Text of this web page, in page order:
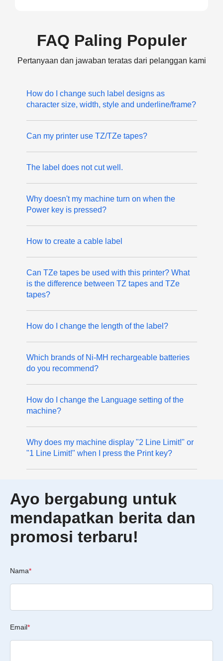
FAQ Paling Populer
Pertanyaan dan jawaban teratas dari pelanggan kami
How do I change such label designs as
character size, width, style and underline/frame?
Can my printer use TZ/TZe tapes?
The label does not cut well.
Why doesn't my machine turn on when the
Power key is pressed?
How to create a cable label
Can TZe tapes be used with this printer? What
is the difference between TZ tapes and TZe
tapes?
How do I change the length of the label?
Which brands of Ni-MH rechargeable batteries
do you recommend?
How do I change the Language setting of the
machine?
Why does my machine display "2 Line Limit!" or
"1 Line Limit!" when I press the Print key?
Ayo bergabung untuk
mendapatkan berita dan
promosi terbaru!
Nama*
Email*